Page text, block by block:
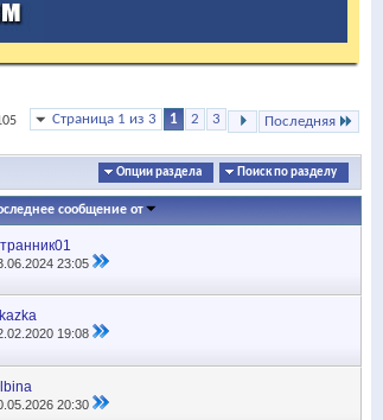
Страница 1 из 3 1 2 3 Последняя
Опции раздела Поиск по разделу
сообщение от
23:05
19:08
20:30